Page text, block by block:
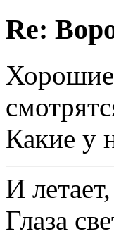
Re:
Хорошие
Какие у
И
Глаза